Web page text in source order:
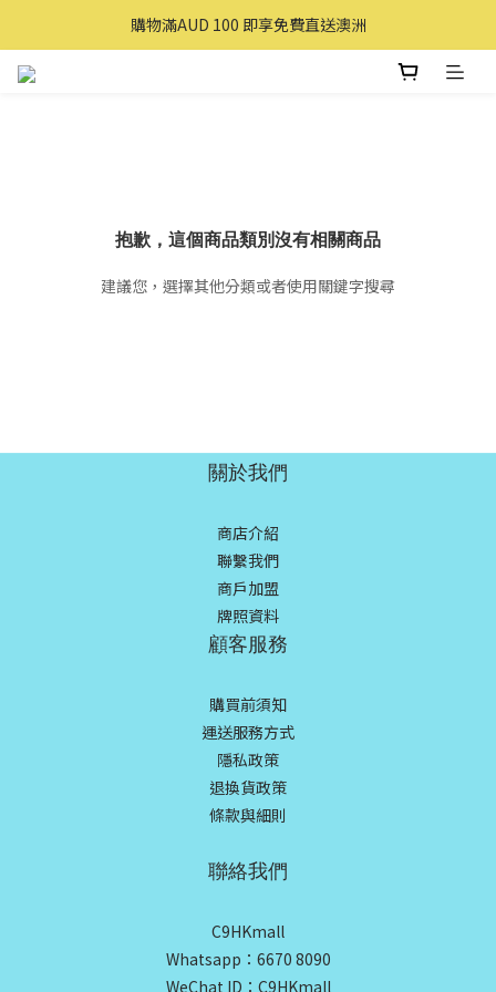
購買滿 $100 即享免費送貨(香港本地)
購物滿AUD 100 即享免費直送澳洲
抱歉，這個商品類別沒有相關商品
建議您，選擇其他分類或者使用關鍵字搜尋
關於我們
商店介紹
聯繫我們
商戶加盟
牌照資料
顧客服務
購買前須知
運送服務方式
隱私政策
退換貨政策
條款與細則
聯絡我們
C9HKmall
Whatsapp：6670 8090
WeChat ID：C9HKmall